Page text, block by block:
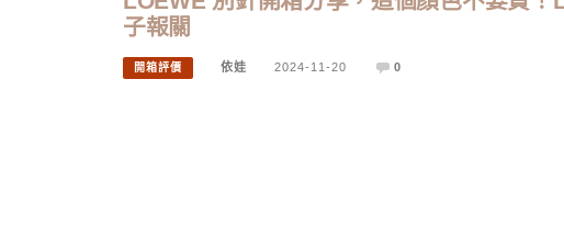
子報關
開箱評價 依娃 2024-11-20 0